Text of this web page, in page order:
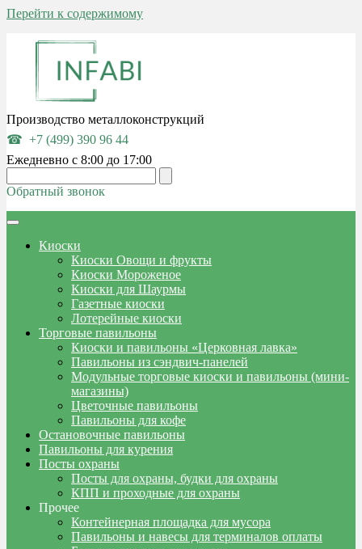
Перейти к содержимому
Производство металлоконструкций
+7 (499) 390 96 44
Ежедневно с 8:00 до 17:00
Обратный звонок
Киоски
Киоски Овощи и фрукты
Киоски Мороженое
Киоски для Шаурмы
Газетные киоски
Лотерейные киоски
Торговые павильоны
Киоски и павильоны «Церковная лавка»
Павильоны из сэндвич-панелей
Модульные торговые киоски и павильоны (мини-
магазины)
Цветочные павильоны
Павильоны для кофе
Остановочные павильоны
Павильоны для курения
Посты охраны
Посты для охраны, будки для охраны
КПП и проходные для охраны
Прочее
Контейнерная площадка для мусора
Павильоны и навесы для терминалов оплаты